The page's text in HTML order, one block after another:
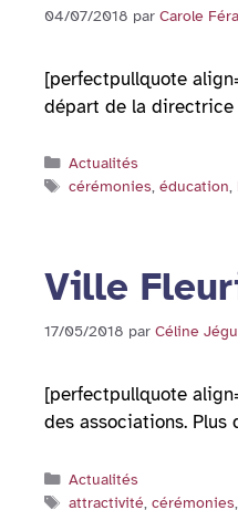
04/07/2018 par Carole
[perfectpullquote
départ de la directrice
Catégories
Actualités
Étiquettes
cérémonies, éducation,
Ville
17/05/2018 par Céline Jégu
[perfectpullquote
des associations. Plus
Catégories
Actualités
Étiquettes
attractivité, cérémonies